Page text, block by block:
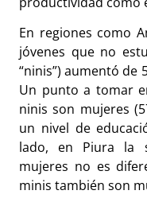
En regiones como
jóvenes que no
“ninis”) aumentó de
Un punto a tomar
ninis son mujeres
un nivel de
lado, en Piura la
mujeres no es
minis también son